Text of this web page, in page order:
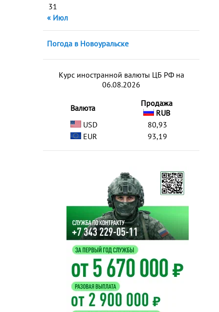
31
« Июл
Погода в Новоуральске
Курс иностранной валюты ЦБ РФ на
06.08.2026
Валюта
Продажа
RUB
USD
80,93
EUR
93,19